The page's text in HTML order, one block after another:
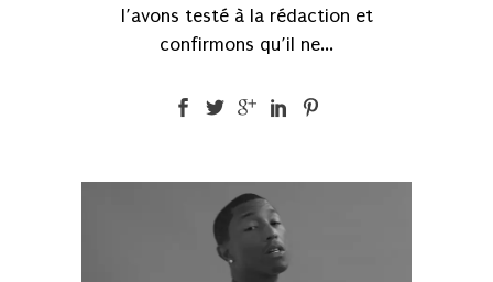
l’avons testé à la rédaction et
confirmons qu’il ne...